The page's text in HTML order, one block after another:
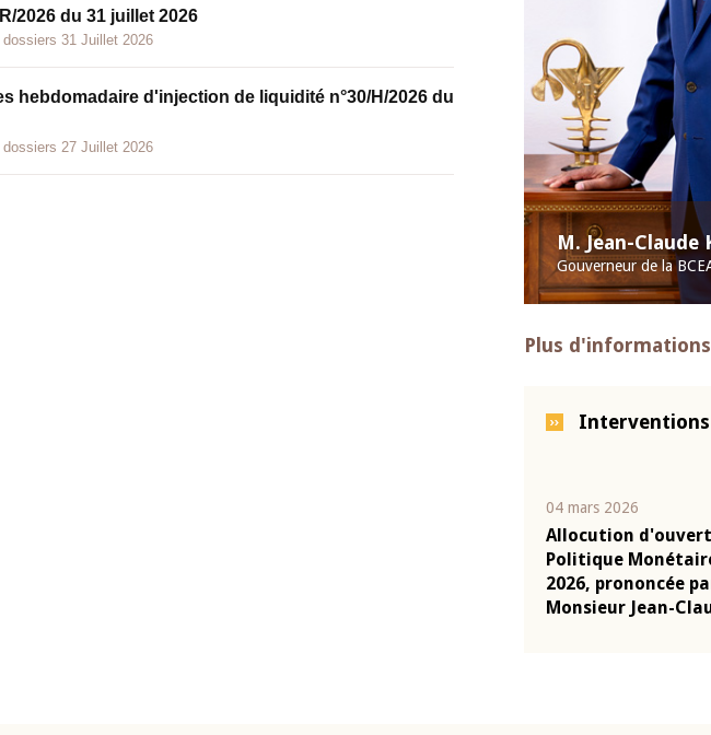
M. Jean-Claude
Gouverneur de la
Plus d'informations
04 mars 2026
Allocution
Politique
2026, prononcée
Monsieur Jean-
2026 du 31 juillet 2026
31 Juillet 2026
hebdomadaire d'injection de liquidité n°30/H/2026 du
27 Juillet 2026